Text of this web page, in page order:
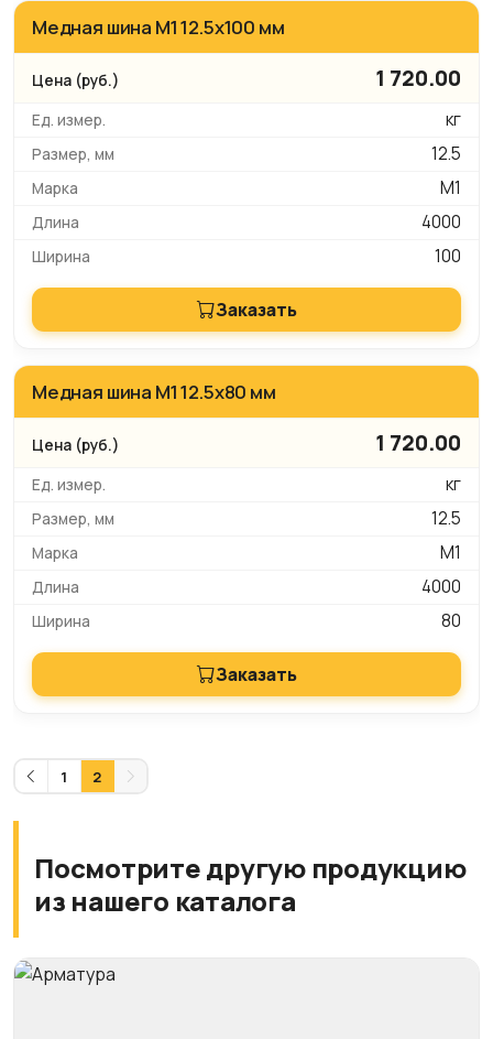
Медная шина М1 12.5х100 мм
1 720.00
кг
12.5
М1
4000
100
Заказать
Медная шина М1 12.5х80 мм
1 720.00
кг
12.5
М1
4000
80
Заказать
1 2
Посмотрите другую продукцию
из нашего каталога